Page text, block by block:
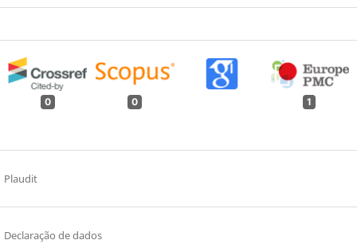
0 0 1
Plaudit
Declaração de dados